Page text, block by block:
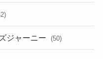
ジャーニー (50)